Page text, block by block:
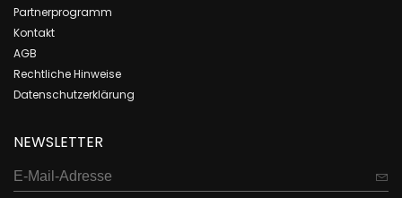
Partnerprogramm
Kontakt
AGB
Rechtliche Hinweise
Datenschutzerklärung
NEWSLETTER